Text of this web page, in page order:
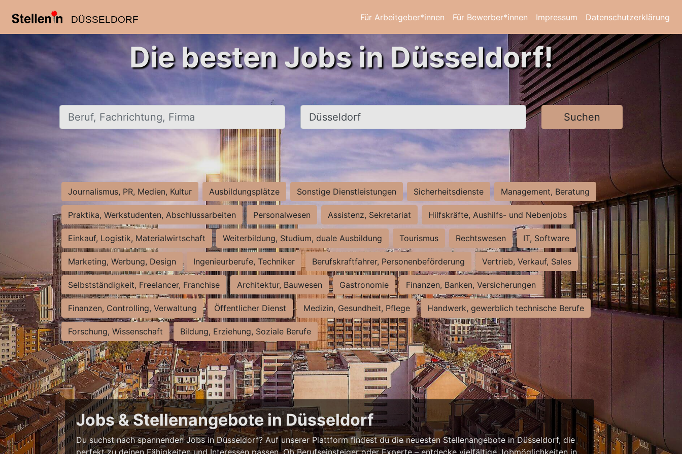
DÜSSELDORF Für Arbeitgeber*innen Für Bewerber*innen Impressum Datenschutzerklärung
Die besten Jobs in Düsseldorf!
Beruf, Fachrichtung, Firma Ort, Stadt Suchen
Journalismus, PR, Medien, Kultur Ausbildungsplätze Sonstige Dienstleistungen Sicherheitsdienste Management, Beratung
Praktika, Werkstudenten, Abschlussarbeiten Personalwesen Assistenz, Sekretariat Hilfskräfte, Aushilfs- und Nebenjobs
Einkauf, Logistik, Materialwirtschaft Weiterbildung, Studium, duale Ausbildung Tourismus Rechtswesen IT, Software
Marketing, Werbung, Design Ingenieurberufe, Techniker Berufskraftfahrer, Personenbeförderung Vertrieb, Verkauf, Sales
Selbstständigkeit, Freelancer, Franchise Architektur, Bauwesen Gastronomie Finanzen, Banken, Versicherungen
Finanzen, Controlling, Verwaltung Öffentlicher Dienst Medizin, Gesundheit, Pflege Handwerk, gewerblich technische Berufe
Forschung, Wissenschaft Bildung, Erziehung, Soziale Berufe
Jobs & Stellenangebote in Düsseldorf
Du suchst nach spannenden Jobs in Düsseldorf? Auf unserer Plattform findest du die neuesten Stellenangebote in Düsseldorf, die